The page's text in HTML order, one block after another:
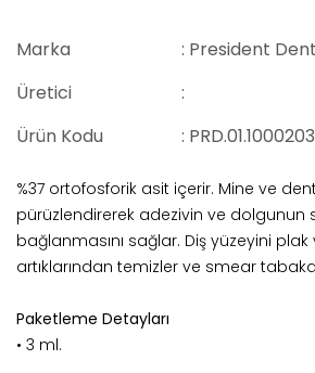
Marka
: President
Üretici
:
Ürün Kodu
: PRD.01.1000203
%37 ortofosforik asit içerir. Mine ve
pürüzlendirerek adezivin ve dolgunun
bağlanmasını sağlar. Diş yüzeyini
artıklarından temizler ve smear
Paketleme Detayları
• 3 ml.